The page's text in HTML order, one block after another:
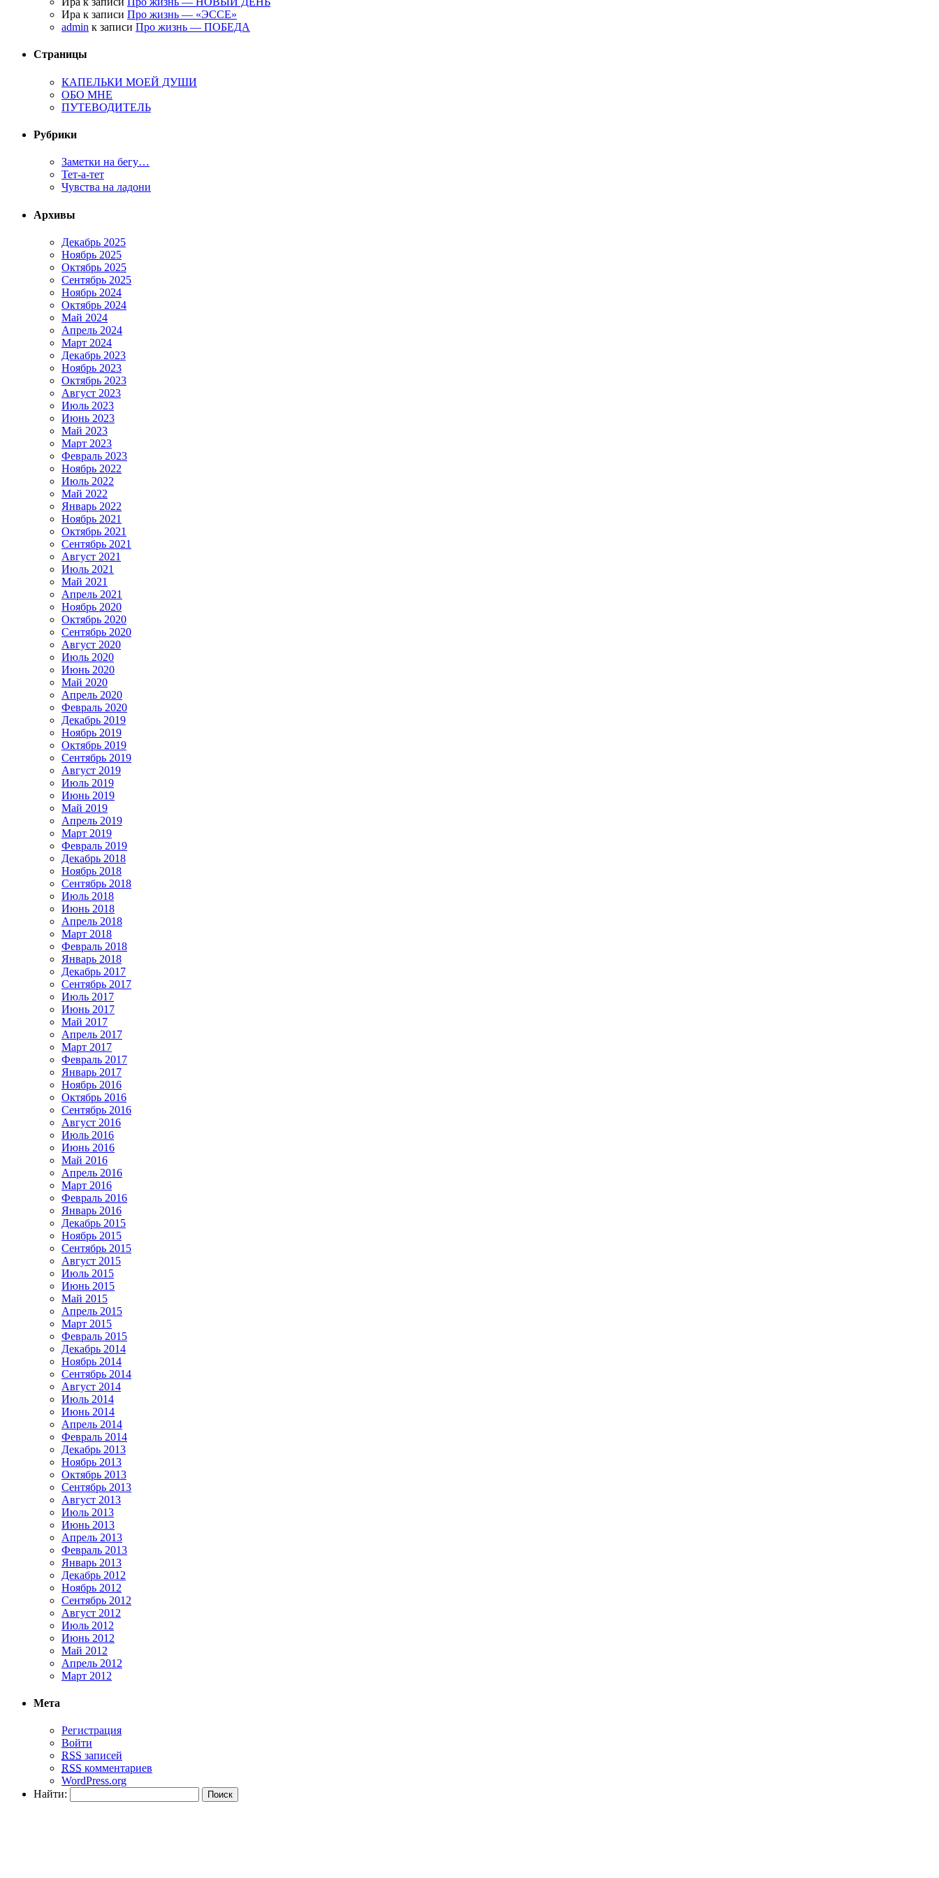
Ира к записи Про жизнь — «ЭССЕ»
admin к записи Про жизнь — ПОБЕДА
Страницы
КАПЕЛЬКИ МОЕЙ ДУШИ
ОБО МНЕ
ПУТЕВОДИТЕЛЬ
Рубрики
Заметки на бегу…
Тет-а-тет
Чувства на ладони
Архивы
Декабрь 2025
Ноябрь 2025
Октябрь 2025
Сентябрь 2025
Ноябрь 2024
Октябрь 2024
Май 2024
Апрель 2024
Март 2024
Декабрь 2023
Ноябрь 2023
Октябрь 2023
Август 2023
Июль 2023
Июнь 2023
Май 2023
Март 2023
Февраль 2023
Ноябрь 2022
Июль 2022
Май 2022
Январь 2022
Ноябрь 2021
Октябрь 2021
Сентябрь 2021
Август 2021
Июль 2021
Май 2021
Апрель 2021
Ноябрь 2020
Октябрь 2020
Сентябрь 2020
Август 2020
Июль 2020
Июнь 2020
Май 2020
Апрель 2020
Февраль 2020
Декабрь 2019
Ноябрь 2019
Октябрь 2019
Сентябрь 2019
Август 2019
Июль 2019
Июнь 2019
Май 2019
Апрель 2019
Март 2019
Февраль 2019
Декабрь 2018
Ноябрь 2018
Сентябрь 2018
Июль 2018
Июнь 2018
Апрель 2018
Март 2018
Февраль 2018
Январь 2018
Декабрь 2017
Сентябрь 2017
Июль 2017
Июнь 2017
Май 2017
Апрель 2017
Март 2017
Февраль 2017
Январь 2017
Ноябрь 2016
Октябрь 2016
Сентябрь 2016
Август 2016
Июль 2016
Июнь 2016
Май 2016
Апрель 2016
Март 2016
Февраль 2016
Январь 2016
Декабрь 2015
Ноябрь 2015
Сентябрь 2015
Август 2015
Июль 2015
Июнь 2015
Май 2015
Апрель 2015
Март 2015
Февраль 2015
Декабрь 2014
Ноябрь 2014
Сентябрь 2014
Август 2014
Июль 2014
Июнь 2014
Апрель 2014
Февраль 2014
Декабрь 2013
Ноябрь 2013
Октябрь 2013
Сентябрь 2013
Август 2013
Июль 2013
Июнь 2013
Апрель 2013
Февраль 2013
Январь 2013
Декабрь 2012
Ноябрь 2012
Сентябрь 2012
Август 2012
Июль 2012
Июнь 2012
Май 2012
Апрель 2012
Март 2012
Мета
Регистрация
Войти
RSS записей
RSS комментариев
WordPress.org
Найти: